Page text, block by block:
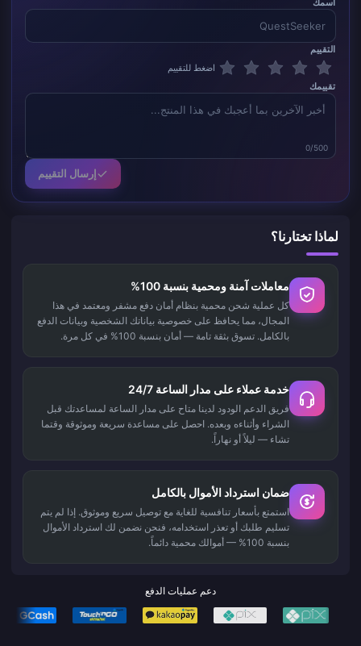
اسمك
التقييم
اضغط للتقييم
تقييمك
0/500
إرسال التقييم
لماذا تختارنا؟
معاملات آمنة ومحمية بنسبة 100%
كل عملية شحن محمية بنظام أمان دفع مشفر ومعتمد في هذا
المجال، مما يحافظ على خصوصية بياناتك الشخصية وبيانات الدفع
بالكامل. تسوق بثقة تامة — أمان بنسبة 100% في كل مرة.
خدمة عملاء على مدار الساعة 24/7
فريق الدعم الودود لدينا متاح على مدار الساعة لمساعدتك قبل
الشراء وأثناءه وبعده. احصل على مساعدة سريعة وموثوقة وقتما
تشاء — ليلاً أو نهاراً.
ضمان استرداد الأموال بالكامل
استمتع بأسعار تنافسية للغاية مع توصيل سريع وموثوق. إذا لم يتم
تسليم طلبك أو تعذر استخدامه، فنحن نضمن لك استرداد الأموال
بنسبة 100% — أموالك محمية دائماً.
دعم عمليات الدفع